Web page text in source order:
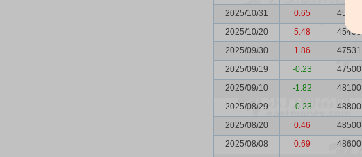
2025/10/31
0.65 45100
2025/10/20
5.48 45400
2025/09/30
1.86 47531
2025/09/19
-0.23 47500
2025/09/10
-1.82 48100
2025/08/29
-0.23 48800
2025/08/20
0.46 48500
2025/08/08
0.69 48600